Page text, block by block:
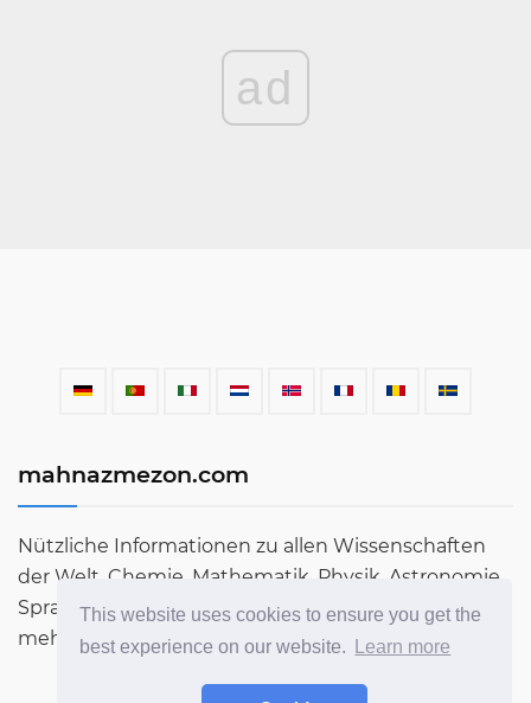
This website uses cookies to ensure you get the
best experience on our website.
Learn more
ad
mahnazmezon.com
Nützliche Informationen zu allen Wissenschaften
der Welt. Chemie, Mathematik, Physik, Astronomie,
Sprachen, Literatur und vieles mehr. Erfahren Sie
mehr über die Welt in unserem Blog!